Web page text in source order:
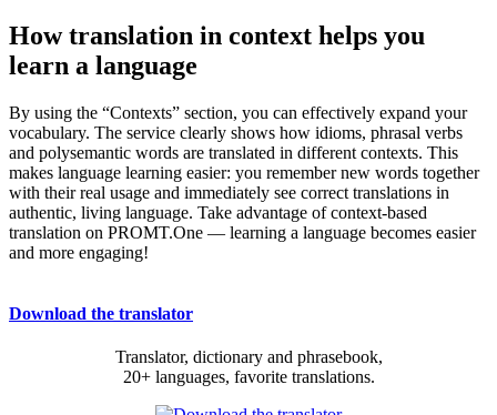
How translation in context helps you
learn a language
By using the “Contexts” section, you can effectively expand your
vocabulary. The service clearly shows how idioms, phrasal verbs
and polysemantic words are translated in different contexts. This
makes language learning easier: you remember new words together
with their real usage and immediately see correct translations in
authentic, living language. Take advantage of context-based
translation on PROMT.One — learning a language becomes easier
and more engaging!
Download the translator
Translator, dictionary and phrasebook,
20+ languages, favorite translations.